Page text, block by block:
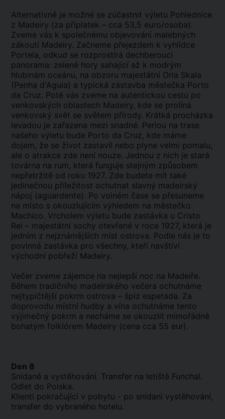
Alternativně je možné se zúčastnit výletu Pohlednice
z Madeiry (za příplatek – cca 53,5 euro/osoba).
Zveme vás k společnému objevování malebných
zákoutí Madeiry. Začneme přejezdem k vyhlídce
Portela, odkud se rozprostírá dechberoucí
panorama: zelené hory sahající až k modrým
hlubinám oceánu, na obzoru majestátní Orla Skala
(Penha d'Aguia) a typická zástavba městečka Porto
da Cruz. Poté vás zveme na autentickou cestu po
venkovských oblastech Madeiry, kde se prolíná
venkovský svět se světem přírody. Krátká procházka
levadou je zařazena mezi snadné. Perlou na trase
našeho výletu bude Porto da Cruz, kde máme
dojem, že se život zastavil nebo plyne velmi pomalu,
ale o atrakce zde není nouze. Jednou z nich je stará
továrna na rum, která funguje stejným způsobem
nepřetržitě od roku 1927. Zde budete mít také
jedinečnou příležitost ochutnat slavný madeirský
nápoj (aguardente). Po volném čase se přesuneme
na místo s okouzlujícím výhledem na městečko
Machico. Vrcholem výletu bude zastávka u Cristo
Rei – majestátní sochy otevřené v roce 1927, která je
jedním z nejznámějších míst ostrova. Podle nás je to
povinná zastávka pro všechny, kteří navštíví
východní pobřeží Madeiry.
Večer zveme zájemce na nejlepší noc na Madeiře.
Během tradičního madeirského večera ochutnáme
nejtypičtější pokrm ostrova – špíz espetada. Za
doprovodu místní hudby a vína ochutnáme tento
výjimečný pokrm a necháme se okouzlit mimořádně
bohatým folklórem Madeiry (cena cca 55 eur).
Den 8
Snídaně a vystěhování. Transfer na letiště Funchal.
Odlet do Polska.
Klienti pokračující v pobytu - po snídani vystěhování,
transfer do vybraného hotelu.